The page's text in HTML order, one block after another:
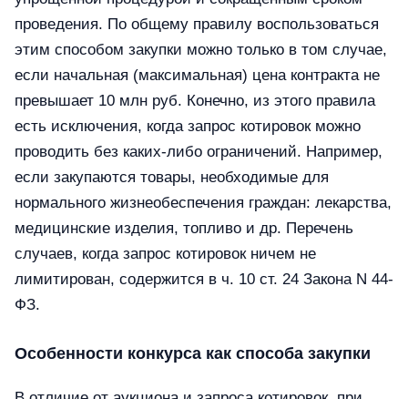
проведения. По общему правилу воспользоваться
этим способом закупки можно только в том случае,
если начальная (максимальная) цена контракта не
превышает 10 млн руб. Конечно, из этого правила
есть исключения, когда запрос котировок можно
проводить без каких-либо ограничений. Например,
если закупаются товары, необходимые для
нормального жизнеобеспечения граждан: лекарства,
медицинские изделия, топливо и др. Перечень
случаев, когда запрос котировок ничем не
лимитирован, содержится в ч. 10 ст. 24 Закона N 44-
ФЗ.
Особенности конкурса как способа закупки